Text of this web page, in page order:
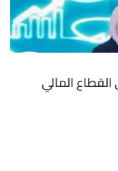
القطاع المالي